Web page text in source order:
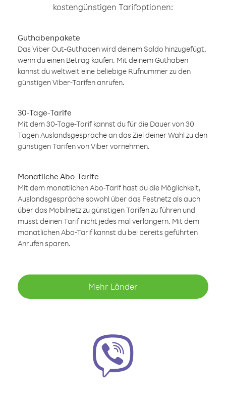
kostengünstigen Tarifoptionen:
Guthabenpakete
Das Viber Out-Guthaben wird deinem Saldo hinzugefügt,
wenn du einen Betrag kaufen. Mit deinem Guthaben
kannst du weltweit eine beliebige Rufnummer zu den
günstigen Viber-Tarifen anrufen.
30-Tage-Tarife
Mit dem 30-Tage-Tarif kannst du für die Dauer von 30
Tagen Auslandsgespräche an das Ziel deiner Wahl zu den
günstigen Tarifen von Viber vornehmen.
Monatliche Abo-Tarife
Mit dem monatlichen Abo-Tarif hast du die Möglichkeit,
Auslandsgespräche sowohl über das Festnetz als auch
über das Mobilnetz zu günstigen Tarifen zu führen und
musst deinen Tarif nicht jedes mal verlängern. Mit dem
monatlichen Abo-Tarif kannst du bei bereits geführten
Anrufen sparen.
Mehr Länder